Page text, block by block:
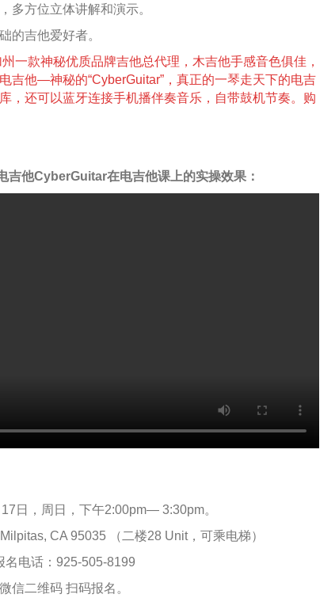
多方位立体讲解和演示。
的吉他爱好者。
一款神秘优质品牌吉他总代理，木吉他手感音色俱佳，
吉他—神秘的“CyberGuitar”，真正的一琴走天下的电吉
，还可以蓝牙连接手机播伴奏音乐，自带鼓机节奏。购
吉他CyberGuitar在电吉他课上的实操效果：
日，周日，下午2:00pm— 3:30pm。
CA 95035 （二楼28 Unit，可乘电梯）
名电话：925-505-8199
微信二维码 扫码报名。